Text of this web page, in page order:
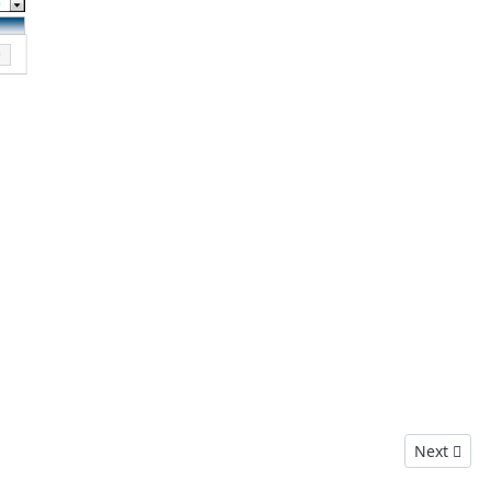
Next
Next